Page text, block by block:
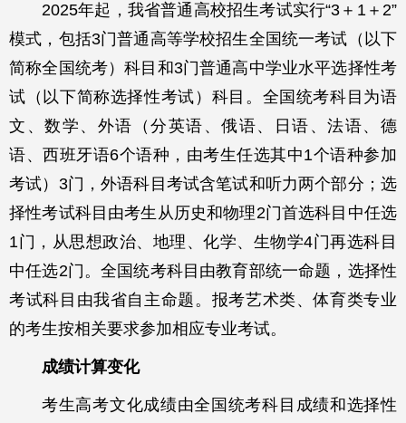
2025年起，我省普通高校招生考试实行“3＋1＋2”
模式，包括3门普通高等学校招生全国统一考试（以下
简称全国统考）科目和3门普通高中学业水平选择性考
试（以下简称选择性考试）科目。全国统考科目为语
文、数学、外语（分英语、俄语、日语、法语、德
语、西班牙语6个语种，由考生任选其中1个语种参加
考试）3门，外语科目考试含笔试和听力两个部分；选
择性考试科目由考生从历史和物理2门首选科目中任选
1门，从思想政治、地理、化学、生物学4门再选科目
中任选2门。全国统考科目由教育部统一命题，选择性
考试科目由我省自主命题。报考艺术类、体育类专业
的考生按相关要求参加相应专业考试。
成绩计算变化
考生高考文化成绩由全国统考科目成绩和选择性